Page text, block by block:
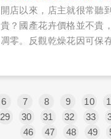
開店以來，店主就很常聽
貴？國產花卉價格並不貴
凋零。反觀乾燥花因可保
很多人對乾燥花的價格
中也會產生耗損，也因此
6 7 8 9 10
29 30 31 32 33
46
47 48 49